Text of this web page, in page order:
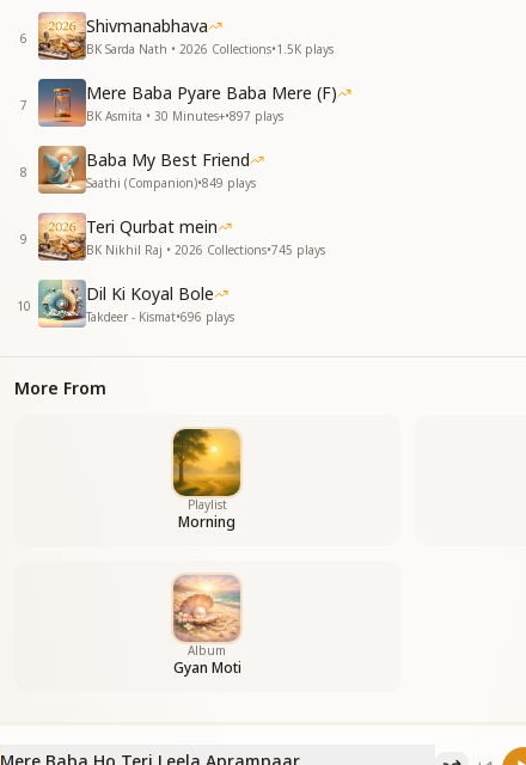
6
Shivmanabhava
BK Sarda Nath • 2026 Collections•1.5K plays
7
Mere Baba Pyare Baba Mere (F)
BK Asmita • 30 Minutes+•897 plays
8
Baba My Best Friend
Saathi (Companion)•849 plays
9
Teri Qurbat mein
BK Nikhil Raj • 2026 Collections•745 plays
10
Dil Ki Koyal Bole
Takdeer - Kismat•696 plays
More From
Playlist
Morning
Album
Gyan Moti
Mere Baba Ho Teri Leela Aprampaar